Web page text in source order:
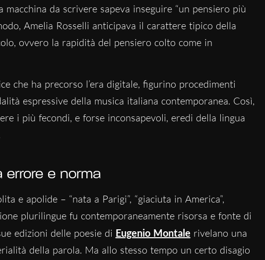
da scrivere sapeva inseguire “un pensiero più
Amelia Rosselli anticipava il carattere tipico della
ovvero la rapidità del pensiero colto come in
che ha precorso l’era digitale, figurino procedimenti
espressive della musica italiana contemporanea. Così,
i più fecondi, e forse inconsapevoli, eredi della lingua
errore e norma
e apolide – “nata a Parigi”, “giaciuta in America”,
plurilingue fu contemporaneamente risorsa e fonte di
edizioni delle poesie di Eugenio Montale rivelano una
della parola. Ma allo stesso tempo un certo disagio